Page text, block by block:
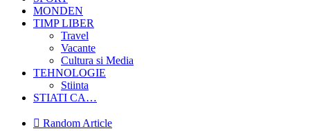
MONDEN
TIMP LIBER
Travel
Vacante
Cultura si Media
TEHNOLOGIE
Stiinta
STIATI CA…
Random Article